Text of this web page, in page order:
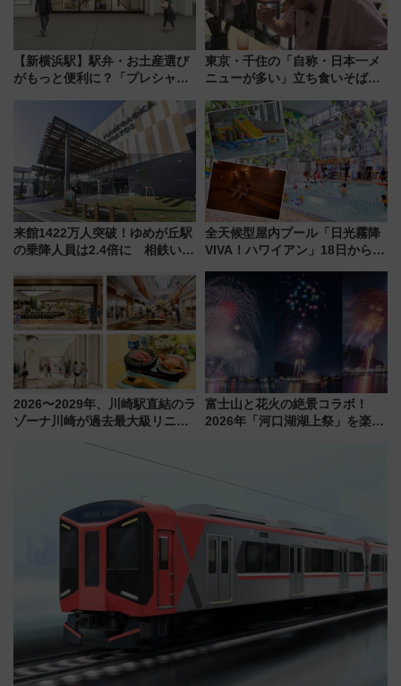
【新横浜駅】駅弁・お土産選び
がもっと便利に？「プレシャス
ン 場所や営業時間・限定弁当
を紹介
東京・千住の「自称・日本一メ
ニューが多い」立ち食いそば屋
地のふらっと立ち食いそば』
7/27夜10時～放送
来館1422万人突破！ゆめが丘駅
の乗降人員は2.4倍に 相鉄いず
年祭にそうにゃん＆DB.スター
マンが登場
全天候型屋内プール「日光霧降
VIVA！ハワイアン」18日から営
ァミリーから大人まで幅広い世
代が一日中楽しる夏のリゾート
を楽しんで
2026〜2029年、川崎駅直結のラ
ゾーナ川崎が過去最大級リニュ
「いつから何が変わるか」徹底
富士山と花火の絶景コラボ！
2026年「河口湖湖上祭」を楽し